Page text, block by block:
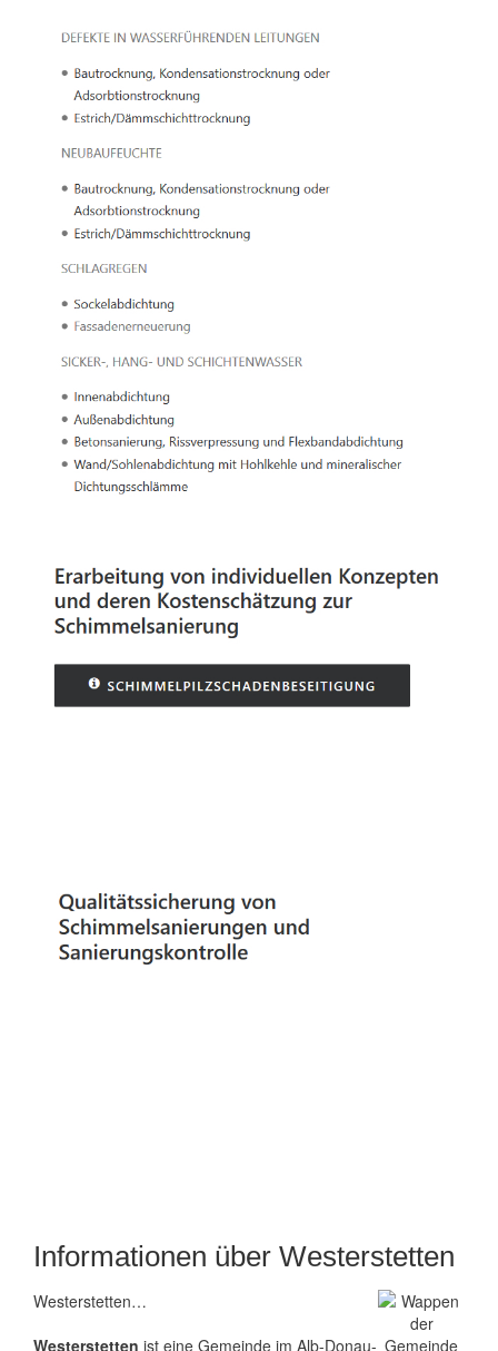
Informationen über Westerstetten
Westerstetten…
Westerstetten ist eine Gemeinde im Alb-Donau-